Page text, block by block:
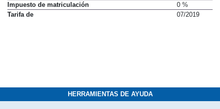
Impuesto de matriculación
0 %
Tarifa de
07/2019
HERRAMIENTAS DE AYUDA